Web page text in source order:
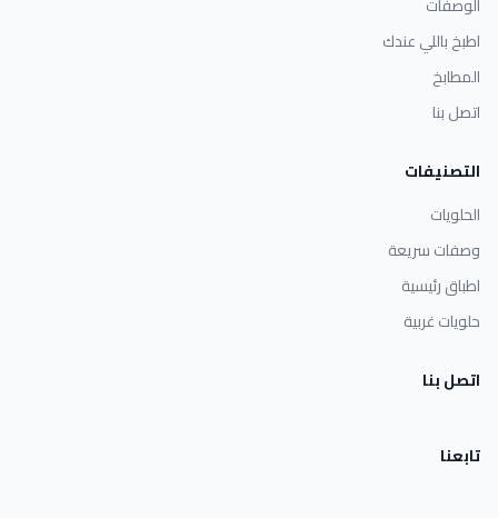
اطبخ باللي عندك
المطابخ
اتصل بنا
التصنيفات
الحلويات
وصفات سريعة
اطباق رئيسية
حلويات غربية
اتصل بنا
تابعنا